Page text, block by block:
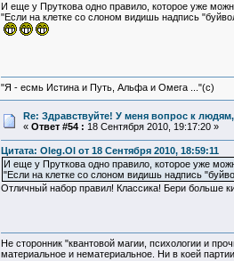
И еще у Пруткова одно правило, которое уже
"Если на клетке со слоном видишь надпись
"Я - есмь Истина и Путь, Альфа и Омега ..."(с)
Re: Здравствуйте! У меня вопрос к
« Ответ #54 : 18 Сентября 2010, 19:17:20 »
Цитата: Oleg.Ol от 18 Сентября 2010, 18:59:11
И еще у Пруткова одно правило, которое уже
"Если на клетке со слоном видишь надпись
Отличный набор правил! Классика! Бери больше
Не сторонник "квантовой магии, психологии и
материальное и нематериальное. Ни в коей